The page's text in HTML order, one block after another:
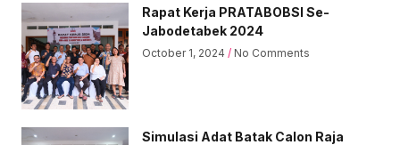
Rapat Kerja PRATABOBSI Se-
Jabodetabek 2024
October 1, 2024 No Comments
Simulasi Adat Batak Calon Raja